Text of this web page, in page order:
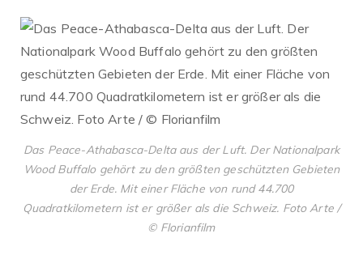
Das Peace-Athabasca-Delta aus der Luft. Der Nationalpark
Wood Buffalo gehört zu den größten geschützten Gebieten
der Erde. Mit einer Fläche von rund 44.700
Quadratkilometern ist er größer als die Schweiz. Foto Arte /
© Florianfilm